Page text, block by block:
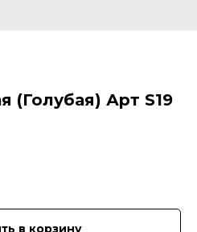
(Голубая) Арт S19
в корзину